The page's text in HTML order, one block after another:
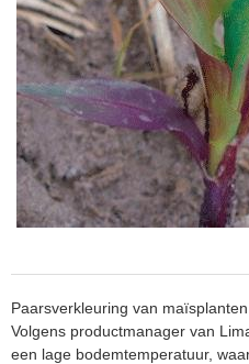
Paarsverkleuring van
Volgens productmanager van
een lage bodemtemperatuur,